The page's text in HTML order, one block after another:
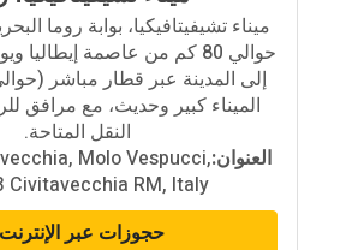
ميناء تشيفيتافيكيا، بوابة روما
حوالي 80 كم من عاصمة
إلى المدينة عبر قطار مباشر
الميناء كبير وحديث، مع مرافق
النقل المتاحة.
العنوان:Molo Vespucci,
Civitavecchia RM, Italy.
حجوزات عبر الإنترنت